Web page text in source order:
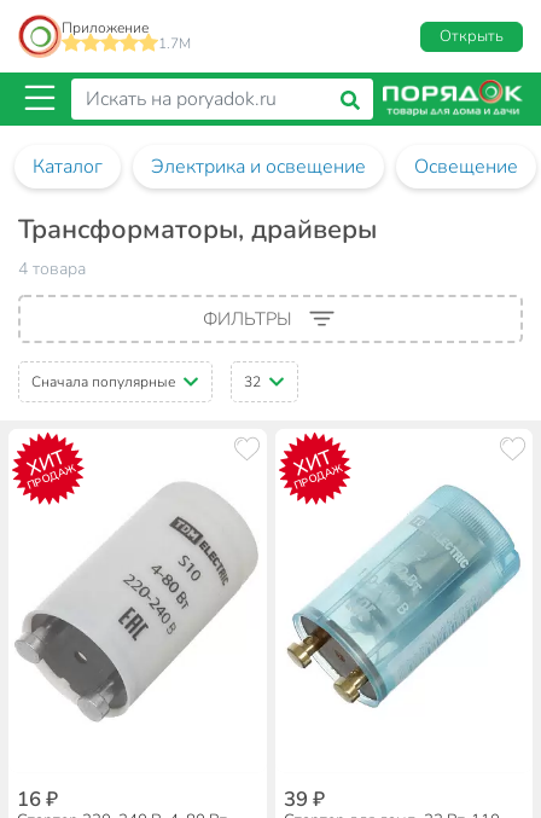
Приложение
1.7M
Открыть
Каталог Электрика и освещение Освещение
Трансформаторы, драйверы
4 товара
ФИЛЬТРЫ
Сначала популярные 32
ХИТ
ПРОДАЖ
16 ₽
ХИТ
ПРОДАЖ
39 ₽